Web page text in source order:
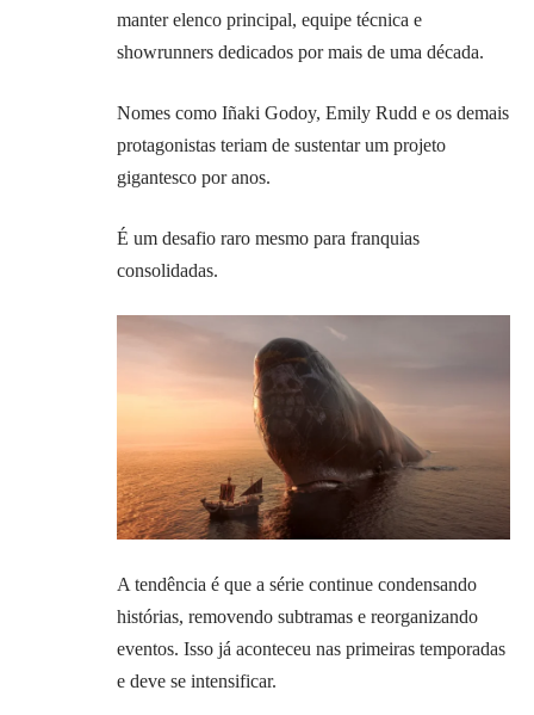
manter elenco principal, equipe técnica e
showrunners dedicados por mais de uma década.
Nomes como Iñaki Godoy, Emily Rudd e os demais
protagonistas teriam de sustentar um projeto
gigantesco por anos.
É um desafio raro mesmo para franquias
consolidadas.
A tendência é que a série continue condensando
histórias, removendo subtramas e reorganizando
eventos. Isso já aconteceu nas primeiras temporadas
e deve se intensificar.